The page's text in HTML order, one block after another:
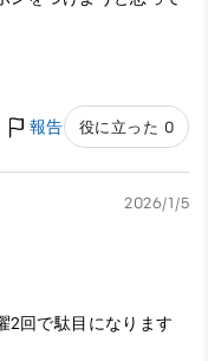
報告 役に立った 0
2026/1/5
2回で駄目になります